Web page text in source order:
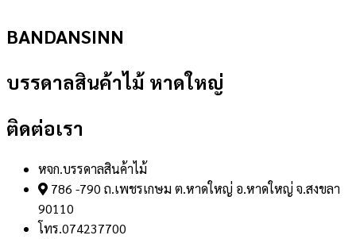
BANDANSINN
บรรดาลสินค้าไม้ หาดใหญ่
ติดต่อเรา
หจก.บรรดาลสินค้าไม้
786 -790 ถ.เพชรเกษม ต.หาดใหญ่ อ.หาดใหญ่ จ.สงขลา
90110
โทร.074237700